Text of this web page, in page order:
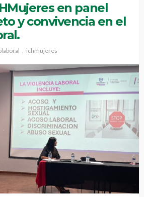
en panel
y convivencia en el
ichmujeres